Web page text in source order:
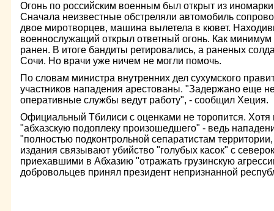
Огонь по российским военным был открыт из
Сначала неизвестные обстреляли автомобиль
двое миротворцев, машина вылетела в кювет.
военнослужащий открыл ответный огонь. Как
ранен. В итоге бандиты ретировались, а раненых
Сочи. Но врачи уже ничем не могли помочь.
По словам министра внутренних дел сухумского
участников нападения арестованы. "Задержано еще
оперативные службы ведут работу", - сообщил Хеция.
Официальный Тбилиси с оценками не торопится.
"абхазскую подоплеку произошедшего" - ведь
"полностью подконтрольной сепаратистам
издания связывают убийство "голубых касок" с
приехавшими в Абхазию "отражать грузинскую
добровольцев принял президент непризнанной